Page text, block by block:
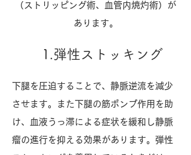
（ストリッピング術、血管内焼灼術）が
あります。
1.弾性ストッキング
下腿を圧迫することで、静脈逆流を減少
させます。また下腿の筋ポンプ作用を助
け、血液うっ滞による症状を緩和し静脈
瘤の進行を抑える効果があります。弾性